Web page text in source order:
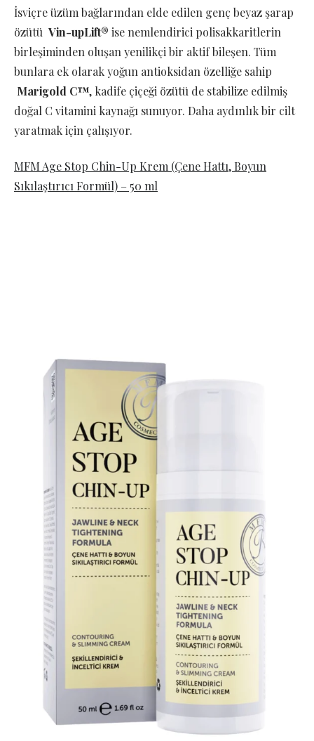
İsviçre üzüm bağlarından elde edilen genç beyaz şarap
özütü Vin-upLift® ise nemlendirici polisakkaritlerin
birleşiminden oluşan yenilikçi bir aktif bileşen. Tüm
bunlara ek olarak yoğun antioksidan özelliğe sahip
Marigold C™, kadife çiçeği özütü de stabilize edilmiş
doğal C vitamini kaynağı sunuyor. Daha aydınlık bir cilt
yaratmak için çalışıyor.
MFM Age Stop Chin-Up Krem (Çene Hattı, Boyun
Sıkılaştırıcı Formül) – 50 ml